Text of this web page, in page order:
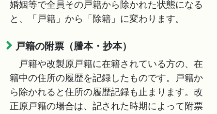
婚姻等で全員その戸籍から除かれた状態になる
と、「戸籍」から「除籍」に変わります。
戸籍の附票（謄本・抄本）
戸籍や改製原戸籍に在籍されている方の、在
籍中の住所の履歴を記録したものです。戸籍か
ら除かれると住所の履歴記録も止まります。改
正原戸籍の場合は、記された時期によって附票